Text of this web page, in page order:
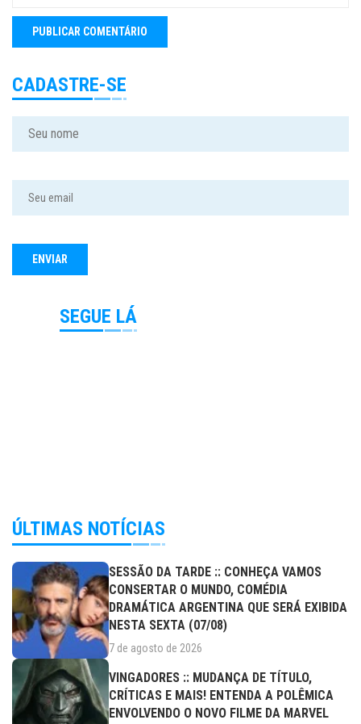
CADASTRE-SE
SEGUE LÁ
ÚLTIMAS NOTÍCIAS
SESSÃO DA TARDE :: CONHEÇA VAMOS
CONSERTAR O MUNDO, COMÉDIA
DRAMÁTICA ARGENTINA QUE SERÁ EXIBIDA
NESTA SEXTA (07/08)
7 de agosto de 2026
VINGADORES :: MUDANÇA DE TÍTULO,
CRÍTICAS E MAIS! ENTENDA A POLÊMICA
ENVOLVENDO O NOVO FILME DA MARVEL